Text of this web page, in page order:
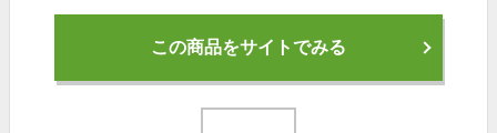
この商品をサイトでみる